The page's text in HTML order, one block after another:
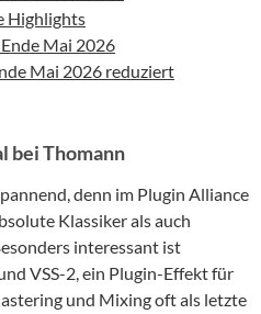
Highlights
Mai 2026
Mai 2026 reduziert
bei Thomann
denn im Plugin Alliance
Klassiker als auch
interessant ist
VSS-2, ein Plugin-Effekt für
und Mixing oft als letzte